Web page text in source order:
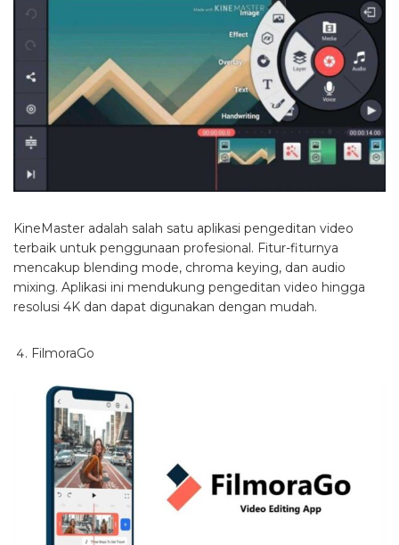
KineMaster adalah salah satu aplikasi pengeditan video
terbaik untuk penggunaan profesional. Fitur-fiturnya
mencakup blending mode, chroma keying, dan audio
mixing. Aplikasi ini mendukung pengeditan video hingga
resolusi 4K dan dapat digunakan dengan mudah.
FilmoraGo